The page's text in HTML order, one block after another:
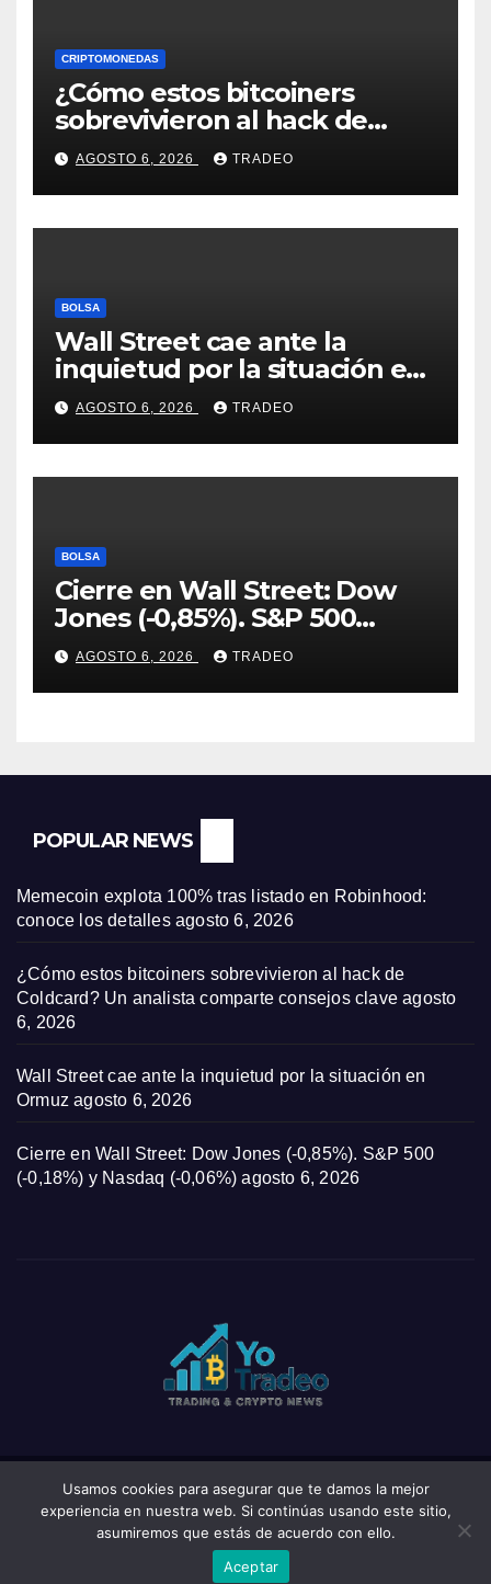
CRIPTOMONEDAS
¿Cómo estos bitcoiners
sobrevivieron al hack de
Coldcard? Un analista
comparte consejos clave
AGOSTO 6, 2026 TRADEO
BOLSA
Wall Street cae ante la
inquietud por la situación en
Ormuz
AGOSTO 6, 2026 TRADEO
BOLSA
Cierre en Wall Street: Dow
Jones (-0,85%). S&P 500
(-0,18%) y Nasdaq (-0,06%)
AGOSTO 6, 2026 TRADEO
POPULAR NEWS
Memecoin explota 100% tras listado en Robinhood:
conoce los detalles agosto 6, 2026
¿Cómo estos bitcoiners sobrevivieron al hack de
Coldcard? Un analista comparte consejos clave agosto
6, 2026
Wall Street cae ante la inquietud por la situación en
Ormuz agosto 6, 2026
Cierre en Wall Street: Dow Jones (-0,85%). S&P 500
(-0,18%) y Nasdaq (-0,06%) agosto 6, 2026
Funciona gracias a WordPress|Tema: News Click deThemeansar
Privacy Policy Wishlist
Usamos cookies para asegurar que te damos la mejor
experiencia en nuestra web. Si continúas usando este sitio,
asumiremos que estás de acuerdo con ello.
Aceptar